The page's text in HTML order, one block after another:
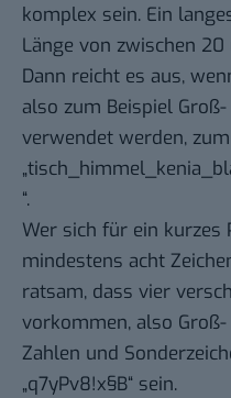
komplex sein. Ein
Länge von zwischen
Dann reicht es aus,
also zum Beispiel
verwendet werden,
“.
Wer sich für ein kurzes
mindestens acht
ratsam, dass vier
vorkommen, also
Zahlen und
„q7yPv8!x§B“ sein.